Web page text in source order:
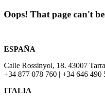
Oops! That page can't
ESPAÑA
Calle Rossinyol, 18. 43007
+34 877 078 760 | +34 646 490
ITALIA